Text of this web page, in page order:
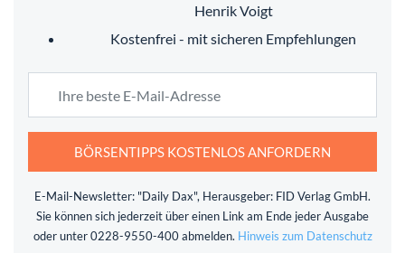
Henrik Voigt
Kostenfrei - mit sicheren Empfehlungen
BÖRSENTIPPS KOSTENLOS ANFORDERN
E-Mail-Newsletter: "Daily Dax", Herausgeber: FID Verlag GmbH.
Sie können sich jederzeit über einen Link am Ende jeder Ausgabe
oder unter 0228-9550-400 abmelden. Hinweis zum Datenschutz